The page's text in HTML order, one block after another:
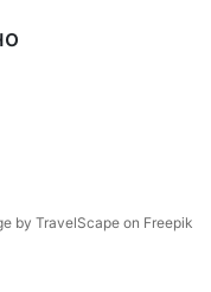
by TravelScape on Freepik